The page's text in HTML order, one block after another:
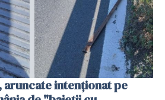
aruncate intenționat pe